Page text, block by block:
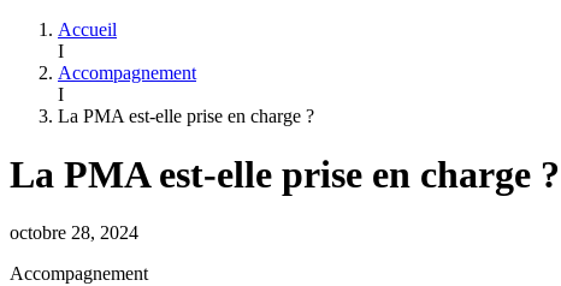
Accueil
I
Accompagnement
I
La PMA est-elle prise en charge ?
La PMA est-elle prise en charge ?
octobre 28, 2024
Accompagnement